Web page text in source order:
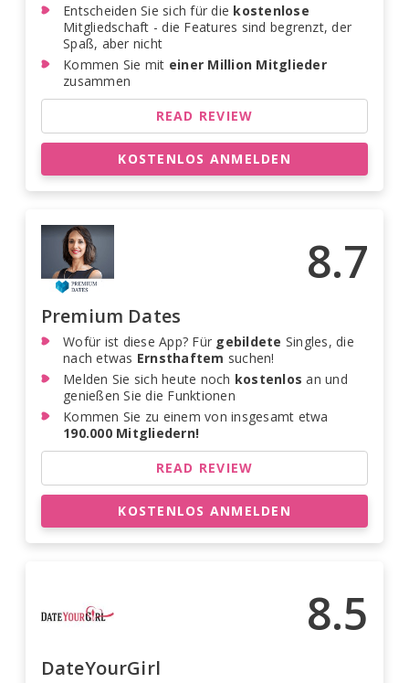
Entscheiden Sie sich für die kostenlose
Mitgliedschaft - die Features sind begrenzt, der
Spaß, aber nicht
Kommen Sie mit einer Million Mitglieder
zusammen
READ REVIEW
KOSTENLOS ANMELDEN
8.7
Premium Dates
Wofür ist diese App? Für gebildete Singles, die
nach etwas Ernsthaftem suchen!
Melden Sie sich heute noch kostenlos an und
genießen Sie die Funktionen
Kommen Sie zu einem von insgesamt etwa
190.000 Mitgliedern!
READ REVIEW
KOSTENLOS ANMELDEN
8.5
DateYourGirl